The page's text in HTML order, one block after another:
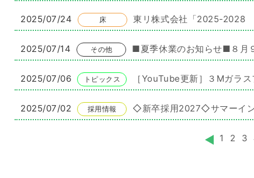
2025/07/24 床 東リ株式会社「2025-2028
2025/07/14 その他 ■夏季休業のお知らせ■８月
2025/07/06 トピックス ［YouTube更新］３Mガラ
2025/07/02 採用情報 ◇新卒採用2027◇サマーイン
1 2 3